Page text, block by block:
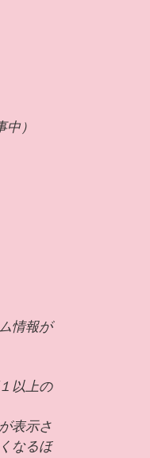
中）
情報が
以上の
表示さ
なるほ